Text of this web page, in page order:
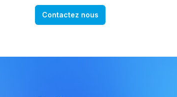
Contactez nous